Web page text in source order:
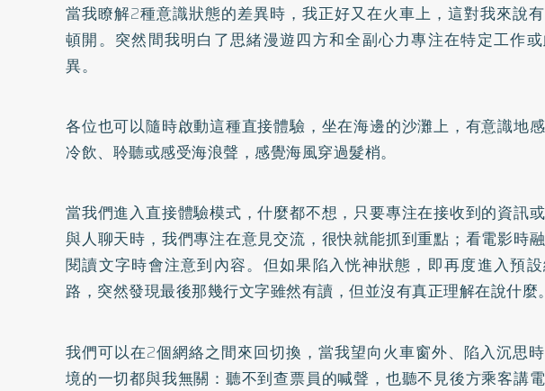
當我瞭解2種意識狀態的差異時，我正好又在火車上，這對我來說
頓開。突然間我明白了思緒漫遊四方和全副心力專注在特定工作
異。
各位也可以隨時啟動這種直接體驗，坐在海邊的沙灘上，有意識地
冷飲、聆聽或感受海浪聲，感覺海風穿過髮梢。
當我們進入直接體驗模式，什麼都不想，只要專注在接收到的資訊
與人聊天時，我們專注在意見交流，很快就能抓到重點；看電影時
閱讀文字時會注意到內容。但如果陷入恍神狀態，即再度進入預
路，突然發現最後那幾行文字雖然有讀，但並沒有真正理解在說什麼。
我們可以在2個網絡之間來回切換，當我望向火車窗外、陷入沉思
境的一切都與我無關：聽不到查票員的喊聲，也聽不見後方乘客講